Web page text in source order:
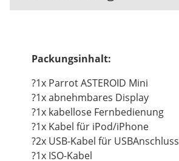
Packungsinhalt:
?1x Parrot ASTEROID Mini
?1x abnehmbares Display
?1x kabellose Fernbedienung
?1x Kabel für iPod/iPhone
?2x USB-Kabel für USBAnschluss
?1x ISO-Kabel